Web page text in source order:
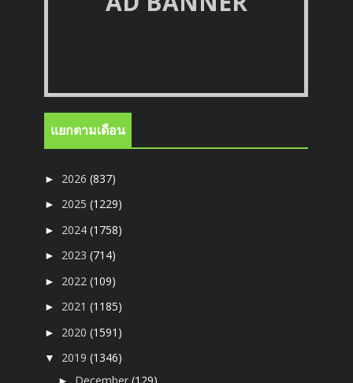
แยกตามเดือน
► 2026(837)
► 2025(1229)
► 2024(1758)
► 2023(714)
► 2022(109)
► 2021(1185)
► 2020(1591)
▼ 2019(1346)